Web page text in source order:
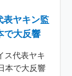
表ヤキン監
で大反響
ス代表ヤキ
本で大反響